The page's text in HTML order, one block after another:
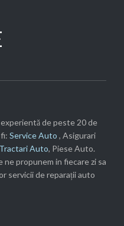
de peste 20 de
Service Auto , Asigurari
Tractari Auto, Piese Auto.
propunem in fiecare zi sa
servicii de reparații auto